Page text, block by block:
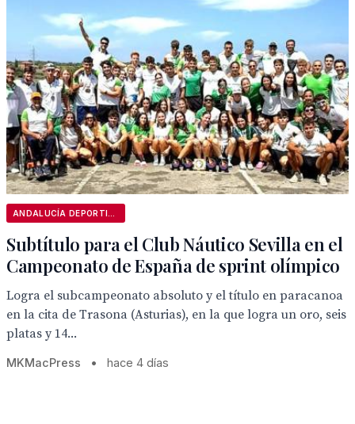
Subtítulo para el Club Náutico Sevilla en el
Campeonato de España de sprint olímpico
Logra el subcampeonato absoluto y el título en paracanoa
en la cita de Trasona (Asturias), en la que logra un oro, seis
platas y 14...
MKMacPress • hace 4 días